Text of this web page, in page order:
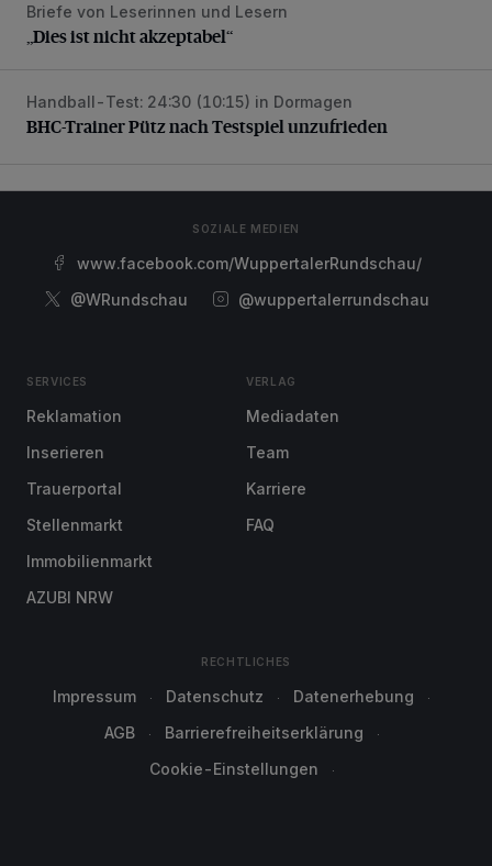
„Dies ist nicht akzeptabel“
Briefe von Leserinnen und Lesern
„Dies ist nicht akzeptabel“
BHC-Trainer Pütz nach Testspiel unzufrieden
Handball-Test: 24:30 (10:15) in Dormagen
BHC-Trainer Pütz nach Testspiel unzufrieden
SOZIALE MEDIEN
www.facebook.com/WuppertalerRundschau/
@WRundschau
@wuppertalerrundschau
SERVICES
Reklamation
Inserieren
Trauerportal
Stellenmarkt
Immobilienmarkt
AZUBI NRW
VERLAG
Mediadaten
Team
Karriere
FAQ
RECHTLICHES
Impressum Datenschutz
Datenerhebung
AGB
Barrierefreiheitserklärung
Cookie-Einstellungen